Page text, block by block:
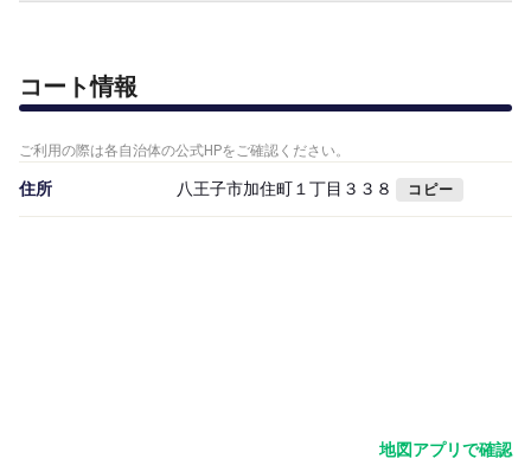
コート情報
ご利用の際は各自治体の公式HPをご確認ください。
住所 八王子市加住町１丁目３３８ コピー
地図アプリで確認